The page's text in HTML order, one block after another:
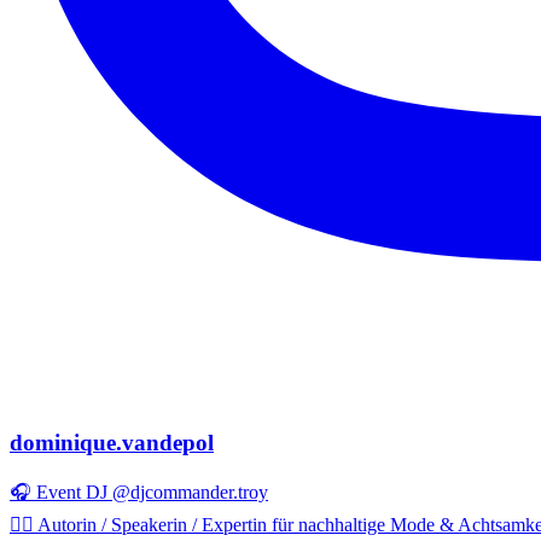
dominique.vandepol
🎧 Event DJ @djcommander.troy
✍🏻 Autorin / Speakerin / Expertin für nachhaltige Mode &